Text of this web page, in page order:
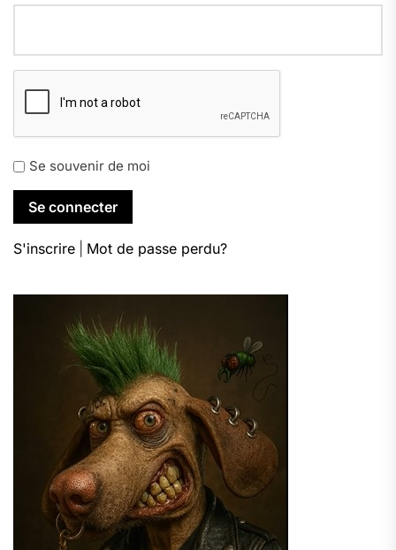
Se souvenir de moi
S'inscrire Mot de passe perdu?